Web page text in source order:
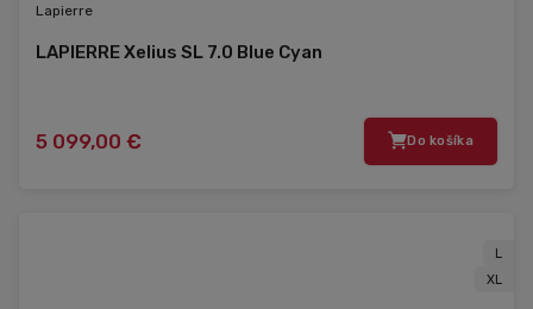
Lapierre
LAPIERRE Xelius SL 7.0 Blue Cyan
5 099,00 € Do košíka
L
XL